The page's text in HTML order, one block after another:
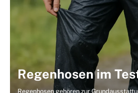
Regenhosen im
Regenhosen gehören zur